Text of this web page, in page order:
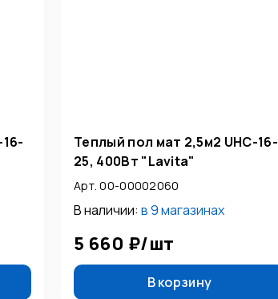
Теплый пол мат 2,5м2 UНС-16-
25, 400Вт "Lavita"
Арт. 00-00002060
В наличии: в9 магазинах
5 660 ₽/шт
В корзину